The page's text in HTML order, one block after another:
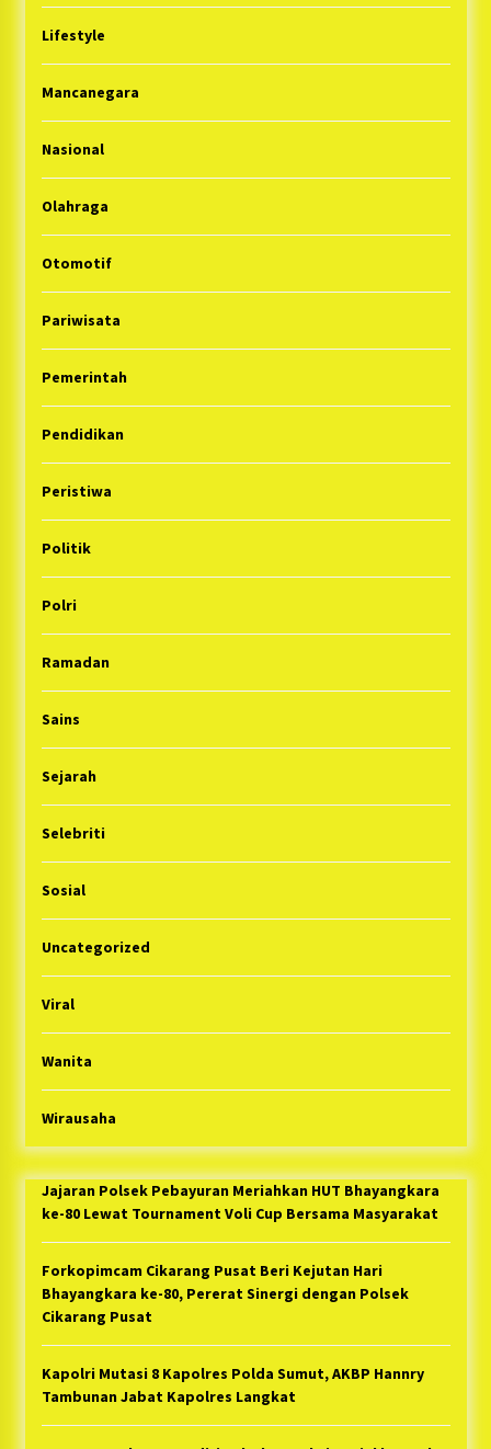
Lifestyle
Mancanegara
Nasional
Olahraga
Otomotif
Pariwisata
Pemerintah
Pendidikan
Peristiwa
Politik
Polri
Ramadan
Sains
Sejarah
Selebriti
Sosial
Uncategorized
Viral
Wanita
Wirausaha
Jajaran Polsek Pebayuran Meriahkan HUT Bhayangkara
ke-80 Lewat Tournament Voli Cup Bersama Masyarakat
Forkopimcam Cikarang Pusat Beri Kejutan Hari
Bhayangkara ke-80, Pererat Sinergi dengan Polsek
Cikarang Pusat
Kapolri Mutasi 8 Kapolres Polda Sumut, AKBP Hannry
Tambunan Jabat Kapolres Langkat